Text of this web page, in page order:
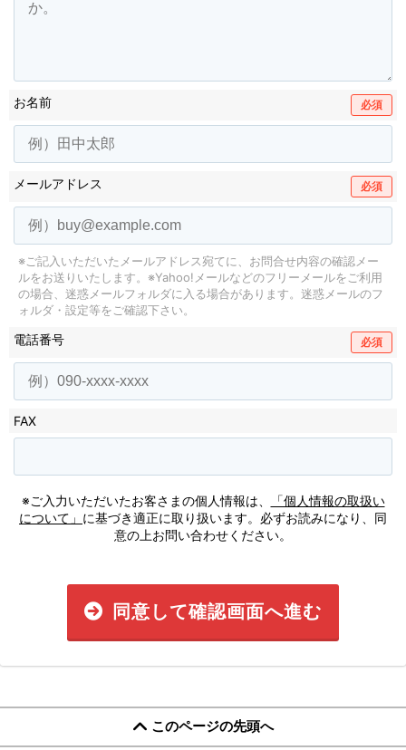
お名前 必須
メールアドレス 必須
※ご記入いただいたメールアドレス宛てに、お問合せ内容の確認メー
ルをお送りいたします。 ※Yahoo!メールなどのフリーメールをご利用
の場合、迷惑メールフォルダに入る場合があります。 迷惑メールのフ
ォルダ・設定等をご確認下さい。
電話番号 必須
FAX
※ご入力いただいたお客さまの個人情報は、
「個人情報の取扱い
について」 に基づき適正に取り扱います。必ずお読みになり、同
意の上お問い合わせください。
同意して確認画面へ進む
このページの先頭へ